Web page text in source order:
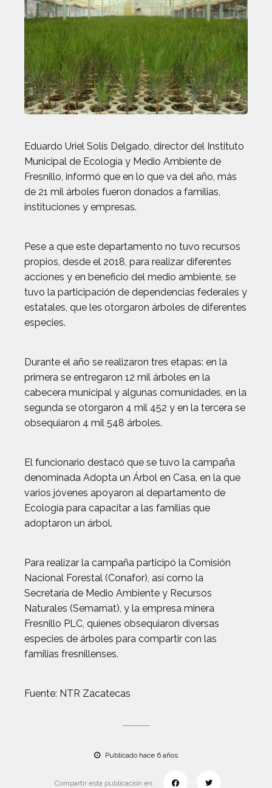
Eduardo Uriel Solís Delgado, director del Instituto
Municipal de Ecología y Medio Ambiente de
Fresnillo, informó que en lo que va del año, más
de 21 mil árboles fueron donados a familias,
instituciones y empresas.
Pese a que este departamento no tuvo recursos
propios, desde el 2018, para realizar diferentes
acciones y en beneficio del medio ambiente, se
tuvo la participación de dependencias federales y
estatales, que les otorgaron árboles de diferentes
especies.
Durante el año se realizaron tres etapas: en la
primera se entregaron 12 mil árboles en la
cabecera municipal y algunas comunidades, en la
segunda se otorgaron 4 mil 452 y en la tercera se
obsequiaron 4 mil 548 árboles.
El funcionario destacó que se tuvo la campaña
denominada Adopta un Árbol en Casa, en la que
varios jóvenes apoyaron al departamento de
Ecología para capacitar a las familias que
adoptaron un árbol.
Para realizar la campaña participó la Comisión
Nacional Forestal (Conafor), así como la
Secretaría de Medio Ambiente y Recursos
Naturales (Semarnat), y la empresa minera
Fresnillo PLC, quienes obsequiaron diversas
especies de árboles para compartir con las
familias fresnillenses.
Fuente: NTR Zacatecas
Publicado hace 6 años
Compartir esta publicación en: